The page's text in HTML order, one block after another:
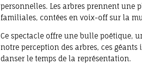
personnelles. Les arbres prennent une
familiales, contées en voix-off sur la
Ce spectacle offre une bulle poétique,
notre perception des arbres, ces
danser le temps de la représentation.